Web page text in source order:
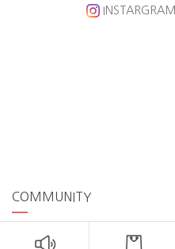
INSTARGRAM
COMMUNITY